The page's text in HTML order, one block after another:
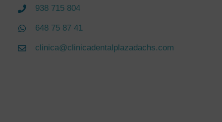
938 715 804
648 75 87 41
clinica@clinicadentalplazadachs.com